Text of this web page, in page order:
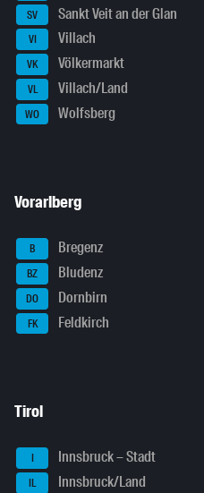
SV Sankt Veit an der Glan
VI Villach
VK Völkermarkt
VL Villach/Land
WO Wolfsberg
Vorarlberg
B Bregenz
BZ Bludenz
DO Dornbirn
FK Feldkirch
Tirol
I Innsbruck – Stadt
IL Innsbruck/Land